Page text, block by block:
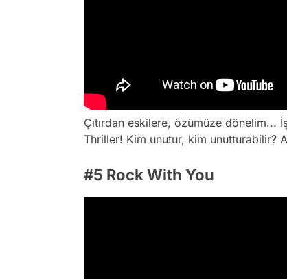
Çıtırdan eskilere, özümüze dönelim...
Thriller! Kim unutur, kim unutturabilir?
#5 Rock With You